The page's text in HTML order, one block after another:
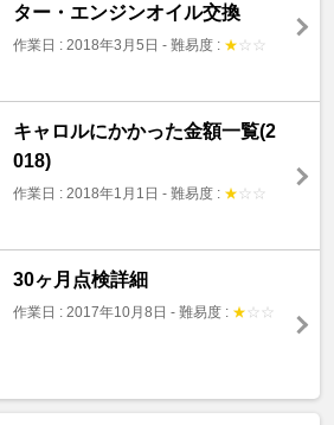
ター・エンジンオイル交換
作業日 : 2018年3月5日 - 難易度 : ★ ☆ ☆
キャロルにかかった金額一覧(2
018)
作業日 : 2018年1月1日 - 難易度 : ★ ☆ ☆
30ヶ月点検詳細
作業日 : 2017年10月8日 - 難易度 : ★ ☆ ☆